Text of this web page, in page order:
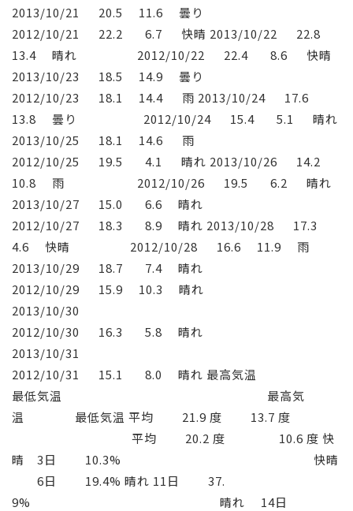
2013/10/21 20.5 11.6 曇り
2012/10/21 22.2 6.7 快晴 2013/10/22 22.8
13.4 晴れ 2012/10/22 22.4 8.6 快晴
2013/10/23 18.5 14.9 曇り
2012/10/23 18.1 14.4 雨 2013/10/24 17.6
13.8 曇り 2012/10/24 15.4 5.1 晴れ
2013/10/25 18.1 14.6 雨
2012/10/25 19.5 4.1 晴れ 2013/10/26 14.2
10.8 雨 2012/10/26 19.5 6.2 晴れ
2013/10/27 15.0 6.6 晴れ
2012/10/27 18.3 8.9 晴れ 2013/10/28 17.3
4.6 快晴 2012/10/28 16.6 11.9 雨
2013/10/29 18.7 7.4 晴れ
2012/10/29 15.9 10.3 晴れ
2013/10/30
2012/10/30 16.3 5.8 晴れ
2013/10/31
2012/10/31 15.1 8.0 晴れ 最高気温
最低気温 最高気
温 最低気温 平均 21.9 度 13.7 度
平均 20.2 度 10.6 度 快
晴 3日 10.3% 快晴
6日 19.4% 晴れ 11日 37.
9% 晴れ 14日